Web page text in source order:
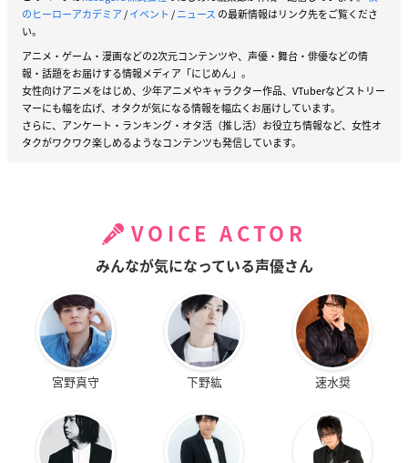
のヒーローアカデミア/イベント /ニュース の最新情報はリンク先をご覧くださ
い。
アニメ・ゲーム・漫画などの2次元コンテンツや、声優・舞台・俳優などの情
報・話題をお届けする情報メディア「にじめん」。
女性向けアニメをはじめ、少年アニメやキャラクター作品、VTuberなどストリー
マーにも幅を広げ、オタクが気になる情報を幅広くお届けしています。
さらに、アンケート・ランキング・オタ活（推し活）お役立ち情報など、女性オ
タクがワクワク楽しめるようなコンテンツも発信しています。
VOICE ACTOR
みんなが気になっている声優さん
宮野真守 下野紘 速水奨